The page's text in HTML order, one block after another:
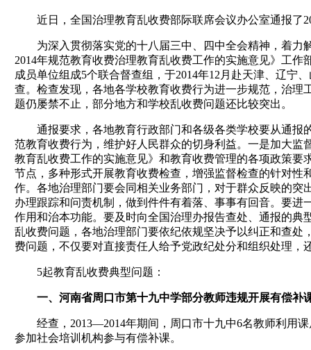
近日，全国治理教育乱收费部际联席会议办公室通报了
为深入贯彻落实党的十八届三中、四中全会精神，着力
2014年规范教育收费治理教育乱收费工作的实施意见》工
成员单位组成5个联合督查组，于2014年12月赴天津、辽宁
查。检查发现，各地各学校教育收费行为进一步规范，治
题仍屡禁不止，部分地方和学校乱收费问题还比较突出。
通报要求，各地教育行政部门和各级各类学校要从通报
范教育收费行为，维护好人民群众的切身利益。一是加大
教育乱收费工作的实施意见》和教育收费管理的各项政策
节点，多种形式开展教育收费检查，增强监督检查的针对
作。各地治理部门要会同相关业务部门，对于群众反映的
办理跟踪和问责机制，做到件件有着落、事事有回音。要
作用和治本功能。要及时向全国治理办报告查处、通报的
乱收费问题，各地治理部门要依纪依规坚决予以纠正和查
费问题，不仅要对直接责任人给予党政纪处分和组织处理
5起教育乱收费典型问题：
一、河南省周口市第十九中学部分教师违规开展有偿补
经查，2013—2014年期间，周口市十九中6名教师利用课
参加社会培训机构参与有偿补课。